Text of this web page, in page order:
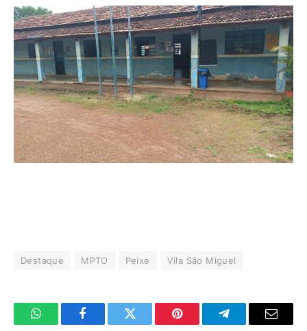
Destaque MPTO Peixe Vila São Miguel
WhatsAppFacebookTwitter Pinterest TelegramaE-